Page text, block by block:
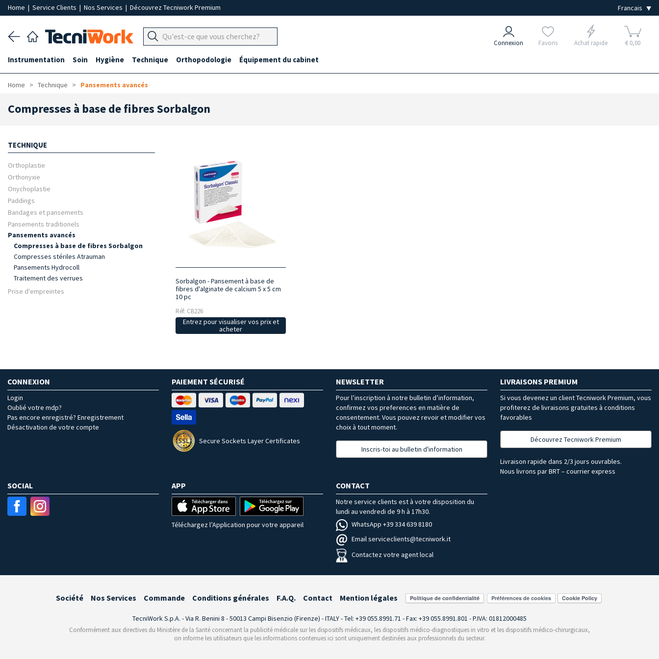
Home | Service Clients | Nos Services | Découvrez Tecniwork Premium
Connexion Favoris Achat rapide € 0,00
Instrumentation Soin Hygiène Technique Orthopodologie Équipement du cabinet
Home Technique Pansements avancés
Compresses à base de fibres Sorbalgon
TECHNIQUE
Orthoplastie
Orthonyxie
Onychoplastie
Paddings
Bandages et pansements
Pansements traditionels
Pansements avancés
Compresses à base de fibres Sorbalgon
Compresses stériles Atrauman
Pansements Hydrocoll
Traitement des verrues
Prise d'empreintes
Sorbalgon - Pansement à base de
fibres d'alginate de calcium 5 x 5 cm
10 pc
Réf: CB226
Entrez pour visualiser vos prix et
acheter
CONNEXION
Login
Oublié votre mdp?
Pas encore enregistré? Enregistrement
Désactivation de votre compte
PAIEMENT SÉCURISÉ
Secure Sockets Layer Certificates
NEWSLETTER
Pour l’inscription à notre bulletin d’information,
confirmez vos preferences en matière de
consentement. Vous pouvez revoir et modifier vos
choix à tout moment.
Inscris-toi au bulletin d'information
LIVRAISONS PREMIUM
Si vous devenez un client Tecniwork Premium, vous
profiterez de livraisons gratuites à conditions
favorables
Découvrez Tecniwork Premium
Livraison rapide dans 2/3 jours ouvrables.
Nous livrons par BRT – courrier express
SOCIAL APP
Téléchargez l’Application pour votre appareil
CONTACT
Notre service clients est à votre disposition du
lundi au vendredi de 9 h à 17h30.
WhatsApp +39 334 639 8180
Email serviceclients@tecniwork.it
Contactez votre agent local
Société Nos Services Commande Conditions générales F.A.Q. Contact Mention légales Préférences de cookies
TecniWork S.p.A. - Via R. Benini 8 - 50013 Campi Bisenzio (Firenze) - ITALY - Tel: +39 055.8991.71 - Fax: +39 055.8991.801 - P.IVA: 01812000485
Conformément aux directives du Ministère de la Santé concernant la publicité médicale sur les dispositifs médicaux, les dispositifs médico-diagnostiques in vitro et les dispositifs médico-chirurgicaux,
on informe les utilisateurs que les informations contenues ici sont uniquement destinées aux professionnels du secteur.